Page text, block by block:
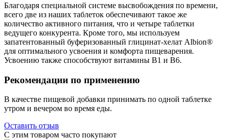
Благодаря специальной системе высвобождения по времени,
всего две из наших таблеток обеспечивают такое же
количество активного питания, что и четыре таблетки
ведущего конкурента. Кроме того, мы используем
запатентованный буферизованный глицинат-хелат Albion®
для оптимального усвоения и комфорта пищеварения.
Усвоению также способствуют витамины B1 и B6.
Рекомендации по применению
В качестве пищевой добавки принимать по одной таблетке
утром и вечером во время еды.
Оставить отзыв
С этим товаром часто покупают